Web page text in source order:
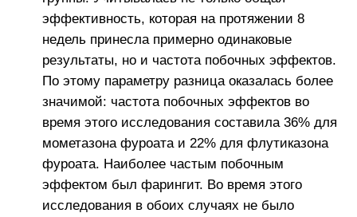
эффективность, которая на протяжении 8
недель принесла примерно одинаковые
результаты, но и частота побочных эффектов.
По этому параметру разница оказалась более
значимой: частота побочных эффектов во
время этого исследования составила 36% для
мометазона фуроата и 22% для флутиказона
фуроата. Наиболее частым побочным
эффектом был фарингит. Во время этого
исследования в обоих случаях не было